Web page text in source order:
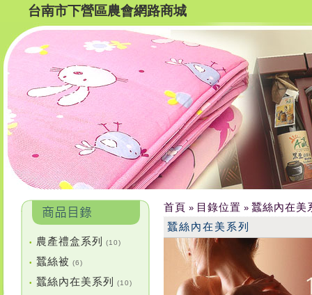
台南市下營區農會網路商城
• 農產禮盒系列 (10)
• 蠶絲被 (6)
• 蠶絲內在美系列 (10)
首頁 » 目錄位置 » 蠶絲內在美
蠶絲內在美系列